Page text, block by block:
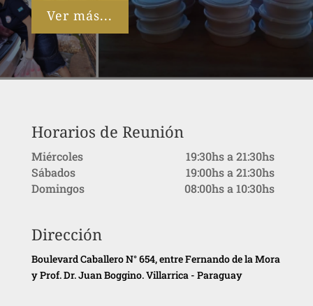
Ver más...
Horarios de Reunión
Miércoles
19:30hs a 21:30hs
Sábados
19:00hs a 21:30hs
Domingos
08:00hs a 10:30hs
Dirección
Boulevard Caballero N° 654, entre Fernando de la Mora
y Prof. Dr. Juan Boggino. Villarrica - Paraguay